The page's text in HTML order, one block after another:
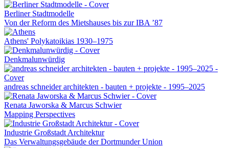
Berliner Stadtmodelle
Von der Reform des Mietshauses bis zur IBA ’87
Athens' Polykatoikias 1930–1975
Denkmalunwürdig
andreas schneider architekten - bauten + projekte - 1995–2025
Renata Jaworska & Marcus Schwier
Mapping Perspectives
Industrie Großstadt Architektur
Das Verwaltungsgebäude der Dortmunder Union